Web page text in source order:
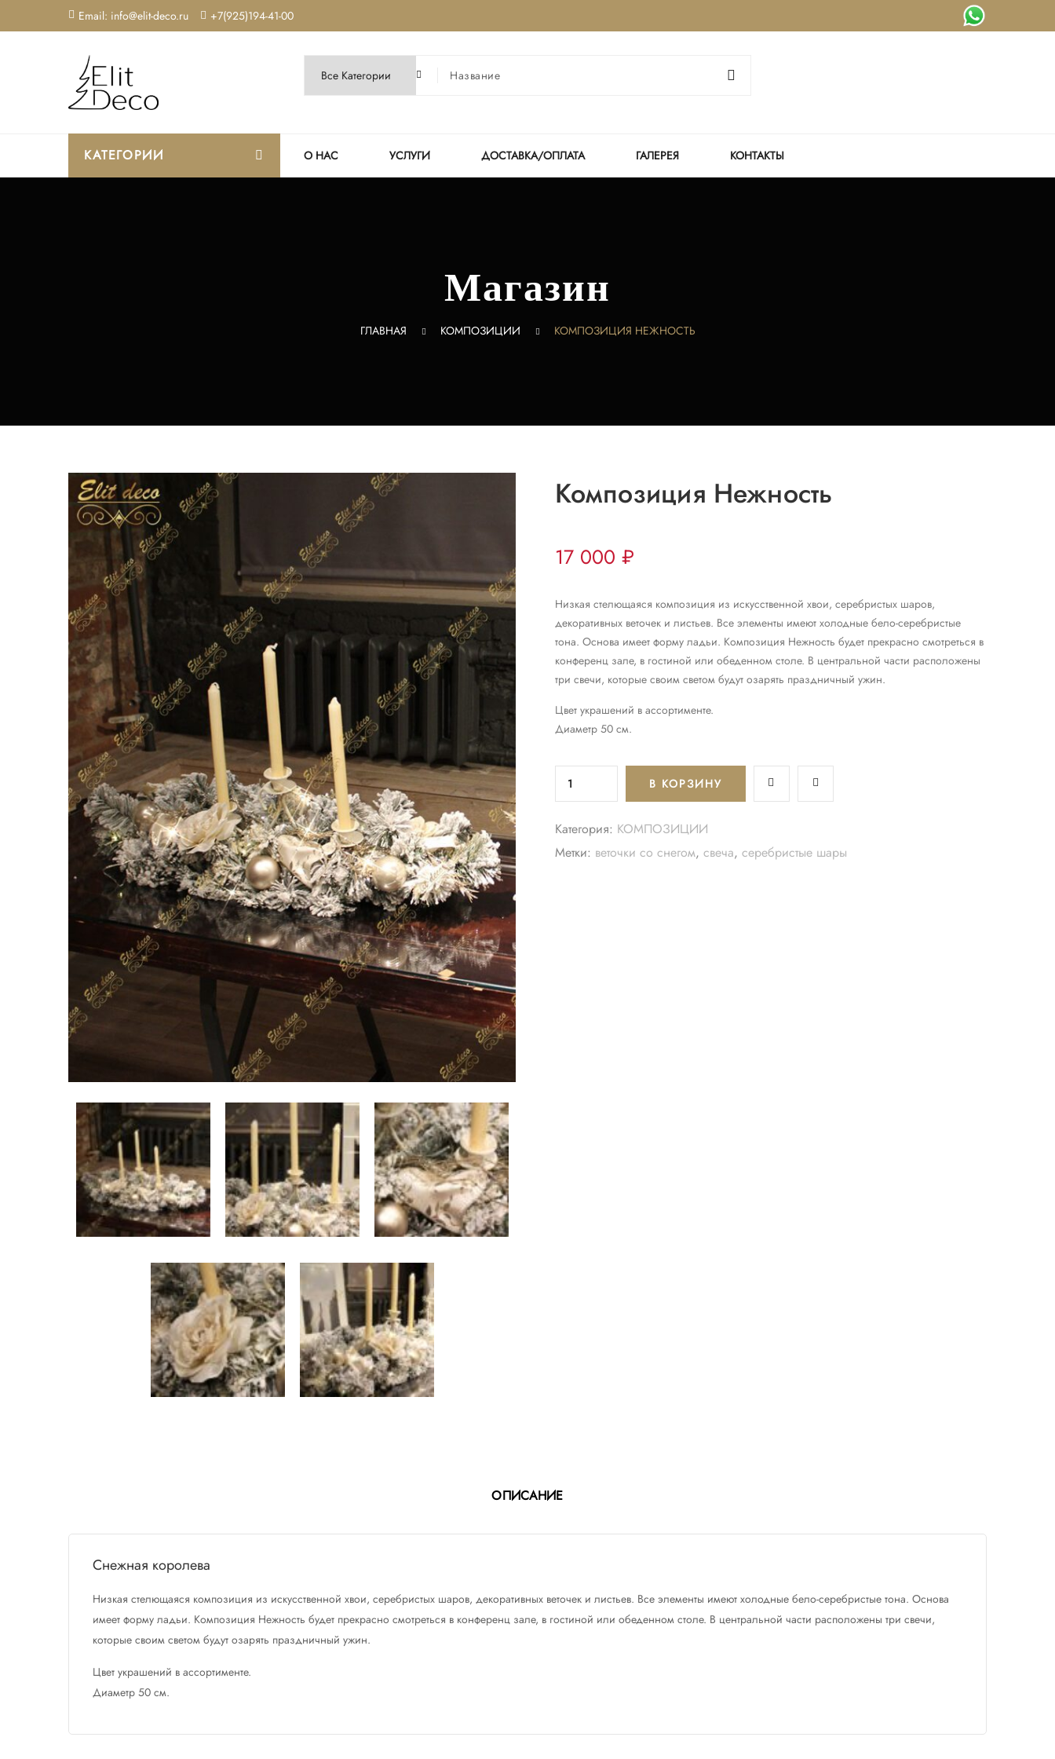
Email: info@elit-deco.ru +7(925)194-41-00
КАТЕГОРИИ О НАС УСЛУГИ ДОСТАВКА/ОПЛАТА ГАЛЕРЕЯ КОНТАКТЫ
Магазин
ГЛАВНАЯ КОМПОЗИЦИИ КОМПОЗИЦИЯ НЕЖНОСТЬ
Композиция Нежность
17 000 ₽
Низкая стелющаяся композиция из искусственной хвои, серебристых шаров,
декоративных веточек и листьев. Все элементы имеют холодные бело-серебристые
тона. Основа имеет форму ладьи. Композиция Нежность будет прекрасно смотреться в
конференц зале, в гостиной или обеденном столе. В центральной части расположены
три свечи, которые своим светом будут озарять праздничный ужин.
Цвет украшений в ассортименте.
Диаметр 50 см.
В КОРЗИНУ
Категория: КОМПОЗИЦИИ
Метки: веточки со снегом, свеча, серебристые шары
ОПИСАНИЕ
Снежная королева
Низкая стелющаяся композиция из искусственной хвои, серебристых шаров, декоративных веточек и листьев. Все элементы имеют холодные бело-серебристые тона. Основа
имеет форму ладьи. Композиция Нежность будет прекрасно смотреться в конференц зале, в гостиной или обеденном столе. В центральной части расположены три свечи,
которые своим светом будут озарять праздничный ужин.
Цвет украшений в ассортименте.
Диаметр 50 см.